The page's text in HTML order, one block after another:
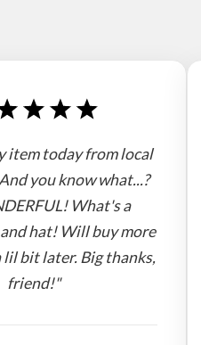
item today from local
you know what...?
What's a
hat! Will buy more
lil bit later. Big thanks,
friend!"